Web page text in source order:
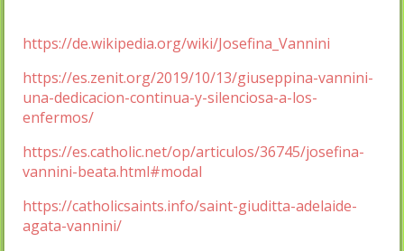
https://de.wikipedia.org/wiki/Josefina_Vannini
https://es.zenit.org/2019/10/13/giuseppina-vannini-
una-dedicacion-continua-y-silenciosa-a-los-
enfermos/
https://es.catholic.net/op/articulos/36745/josefina-
vannini-beata.html#modal
https://catholicsaints.info/saint-giuditta-adelaide-
agata-vannini/